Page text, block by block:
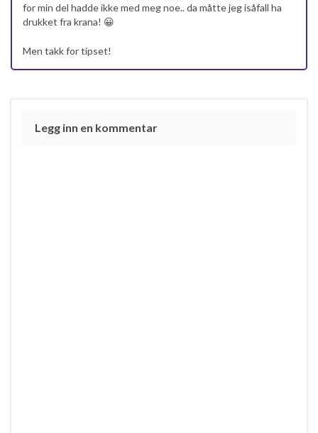
for min del hadde ikke med meg noe.. da måtte jeg isåfall ha
drukket fra krana! 😀
Men takk for tipset!
Legg inn en kommentar